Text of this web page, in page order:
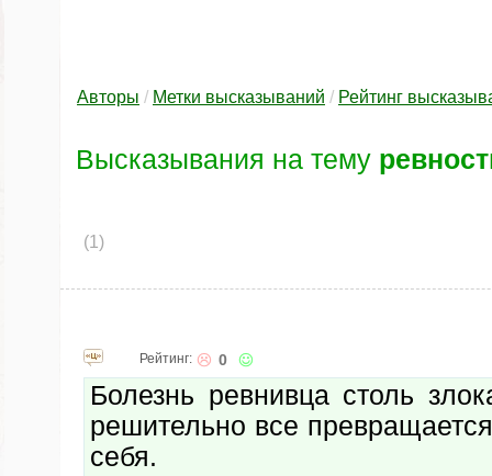
Авторы / Метки высказываний / Рейтинг
Высказывания на тему
(1)
Рейтинг: 0
Болезнь ревнивца столь
решительно все
себя.